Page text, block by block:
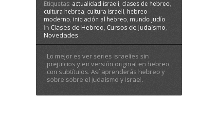
Etiquetas: actualidad israelí, clases de hebreo,
cultura hebrea, cultura israelí, hebreo
moderno, iniciación al hebreo, mundo judío
In Clases de Hebreo, Cursos de Judaísmo,
Novedades
Lo mejor es ver series israelíes sin
prejuicios y en versión original en hebreo
con subtítulos. Así aprenderás hebreo y
sobre sobre el judaísmo y Israel.